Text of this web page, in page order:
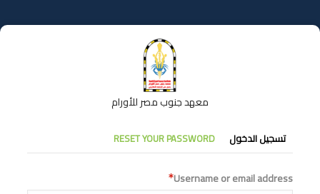
إلى
المحتوى
معهد جنوب مصر للأورام
التبويبات
الأساسية
تسجيل الدخول RESET YOUR PASSWORD
Username or email address